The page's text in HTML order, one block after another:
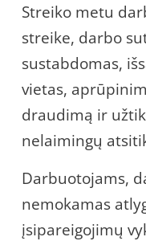
Streiko metu
streike, darbo
sustabdomas,
vietas,
draudimą ir
nelaimingų
Darbuotojams,
nemokamas
įsipareigojimų